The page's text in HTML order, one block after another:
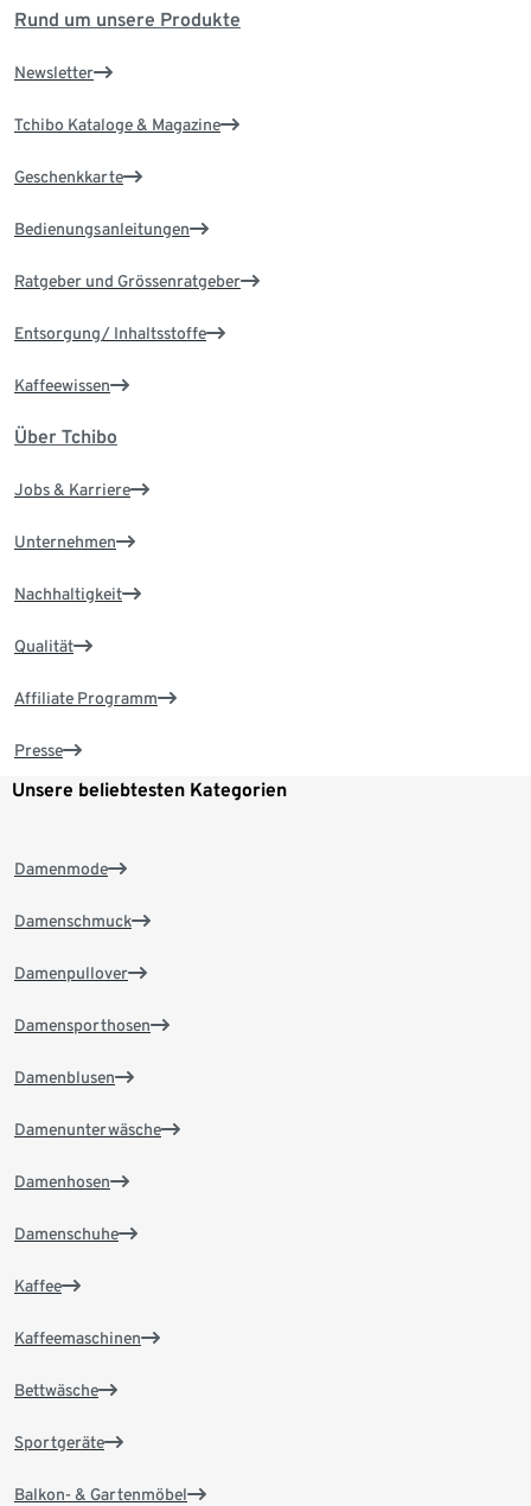
Rund um unsere Produkte
Newsletter
Tchibo Kataloge & Magazine
Geschenkkarte
Bedienungsanleitungen
Ratgeber und Grössenratgeber
Entsorgung/ Inhaltsstoffe
Kaffeewissen
Über Tchibo
Jobs & Karriere
Unternehmen
Nachhaltigkeit
Qualität
Affiliate Programm
Presse
Unsere beliebtesten Kategorien
Damenmode
Damenschmuck
Damenpullover
Damensporthosen
Damenblusen
Damenunterwäsche
Damenhosen
Damenschuhe
Kaffee
Kaffeemaschinen
Bettwäsche
Sportgeräte
Balkon- & Gartenmöbel